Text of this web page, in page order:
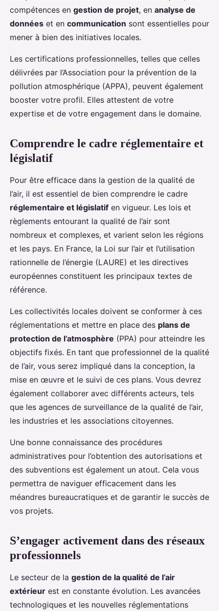
compétences en gestion de projet, en analyse de
données et en communication sont essentielles pour
mener à bien des initiatives locales.
Les certifications professionnelles, telles que celles
délivrées par l’Association pour la prévention de la
pollution atmosphérique (APPA), peuvent également
booster votre profil. Elles attestent de votre
expertise et de votre engagement dans le domaine.
Comprendre le cadre réglementaire et
législatif
Pour être efficace dans la gestion de la qualité de
l’air, il est essentiel de bien comprendre le cadre
réglementaire et législatif en vigueur. Les lois et
règlements entourant la qualité de l’air sont
nombreux et complexes, et varient selon les régions
et les pays. En France, la Loi sur l’air et l’utilisation
rationnelle de l’énergie (LAURE) et les directives
européennes constituent les principaux textes de
référence.
Les collectivités locales doivent se conformer à ces
réglementations et mettre en place des plans de
protection de l’atmosphère (PPA) pour atteindre les
objectifs fixés. En tant que professionnel de la qualité
de l’air, vous serez impliqué dans la conception, la
mise en œuvre et le suivi de ces plans. Vous devrez
également collaborer avec différents acteurs, tels
que les agences de surveillance de la qualité de l’air,
les industries et les associations citoyennes.
Une bonne connaissance des procédures
administratives pour l’obtention des autorisations et
des subventions est également un atout. Cela vous
permettra de naviguer efficacement dans les
méandres bureaucratiques et de garantir le succès de
vos projets.
S’engager activement dans des réseaux
professionnels
Le secteur de la gestion de la qualité de l’air
extérieur est en constante évolution. Les avancées
technologiques et les nouvelles réglementations